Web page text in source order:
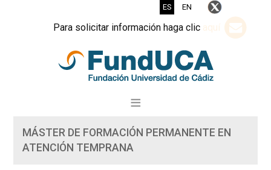
ES EN
Para solicitar información haga clic aquí
MÁSTER DE FORMACIÓN PERMANENTE EN
ATENCIÓN TEMPRANA